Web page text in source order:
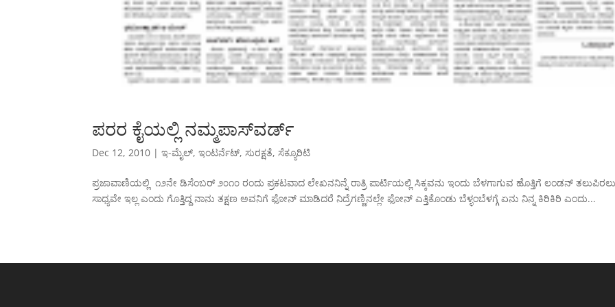
ಪರರ ಕೈಯಲ್ಲಿ ನಮ್ಮಪಾಸ್‌ವರ್ಡ್
Dec 12, 2010 |ಇ-ಮೈಲ್,ಇಂಟರ್ನೆಟ್,ಸುರಕ್ಷತೆ,ಸೆಕ್ಯೂರಿಟಿ
ಪ್ರಜಾವಾಣಿಯಲ್ಲಿ ೧೨ನೇ ಡಿಸೆಂಬರ್ ೨೦೧೦ ರಂದು ಪ್ರಕಟವಾದ ಲೇಖನನಿನ್ನೆ ರಾತ್ರಿ ಪಾರ್ಟಿಯಲ್ಲಿ ಸಿಕ್ಕವನು ಇಂದು ಬೆಳಗಾಗುವ ಹೊತ್ತಿಗೆ ಲಂಡನ್
ಸಾಧ್ಯವೇ ಇಲ್ಲ ಎಂದು ಗೊತ್ತಿದ್ದ ನಾನು ತಕ್ಷಣ ಅವನಿಗೆ ಫೋನ್ ಮಾಡಿದರೆ ನಿದ್ರೆಗಣ್ಣಿನಲ್ಲೇ ಫೋನ್ ಎತ್ತಿಕೊಂಡು ಬೆಳ್ಳಂಬೆಳಗ್ಗೆ ಏನು ನಿನ್ನ ಕಿರಿಕಿರಿ ಎಂದು...